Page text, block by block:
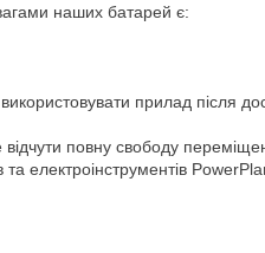
наших батарей є:
прилад після
повну свободу
електроінструментів